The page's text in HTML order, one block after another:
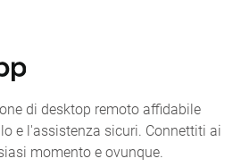
di desktop remoto affidabile
e l'assistenza sicuri. Connettiti ai
momento e ovunque.